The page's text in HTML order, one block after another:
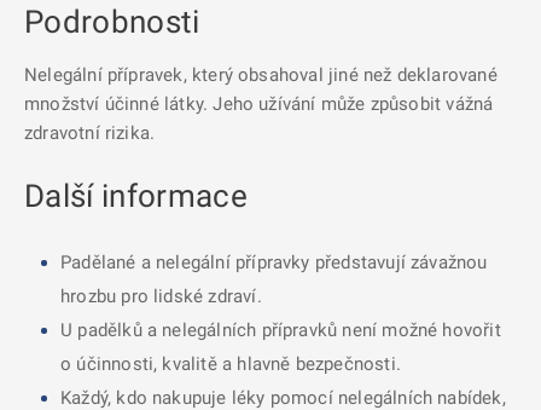
Podrobnosti
Nelegální přípravek, který obsahoval jiné než deklarované
množství účinné látky. Jeho užívání může způsobit vážná
zdravotní rizika.
Další informace
Padělané a nelegální přípravky představují závažnou
hrozbu pro lidské zdraví.
U padělků a nelegálních přípravků není možné hovořit
o účinnosti, kvalitě a hlavně bezpečnosti.
Každý, kdo nakupuje léky pomocí nelegálních nabídek,